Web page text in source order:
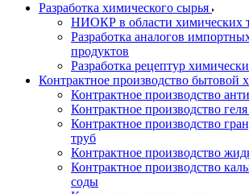
Разработка химического сырья
НИОКР в области химических
Разработка аналогов
продуктов
Разработка рецептур
Контрактное производство бытовой
Контрактное производство
Контрактное производство
Контрактное производство
труб
Контрактное производство
Контрактное производство
соды